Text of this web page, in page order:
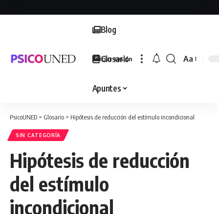
Blog
Glosario
Apuntes
Iniciar sesión
Font
Aa
PsicoUNED > Glosario > Hipótesis de reducción del estímulo incondicional
SIN CATEGORÍA
Hipótesis de reducción
del estímulo
incondicional